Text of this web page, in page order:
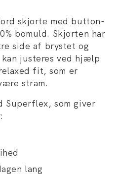
skjorte med button-
bomuld. Skjorten har
side af brystet og
justeres ved hjælp
fit, som er
stram.
Superflex, som giver
lang